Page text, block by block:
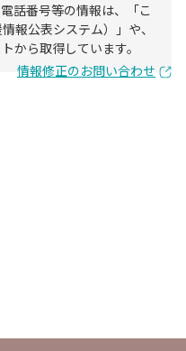
話番号等の情報は、「こ
報公表システム）」や、
から取得しています。
情報修正のお問い合わせ